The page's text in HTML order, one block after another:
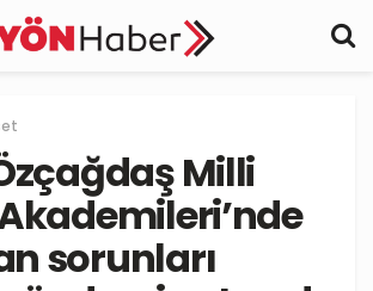
Milli
sorunları